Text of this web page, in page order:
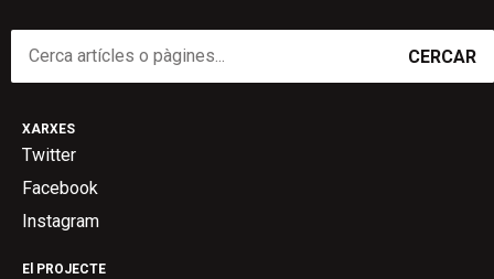
CERCAR
El PROJECTE
XARXES
Twitter
Facebook
Instagram